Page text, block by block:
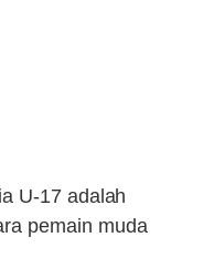
U-17 adalah
pemain muda